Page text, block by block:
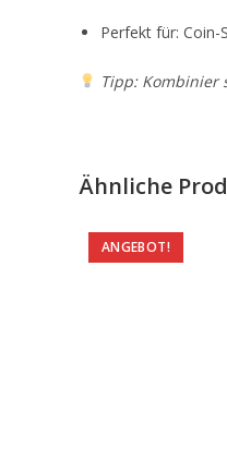
Perfekt für: Coin-
Tipp: Kombinier
Ähnliche
ANGEBOT!